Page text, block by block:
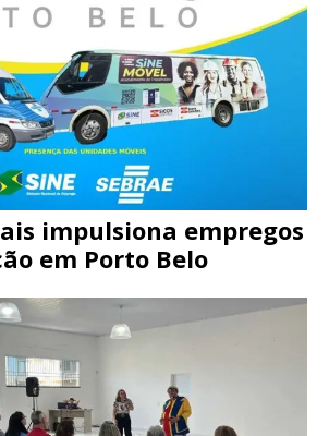
impulsiona empregos
em Porto Belo